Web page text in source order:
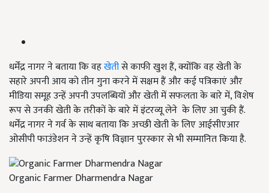
धर्मेंद्र नागर ने बताया कि वहखेतीसे काफी खुश हैं, क्योंकि वह खेती के
सहारे अपनी आय को तीन गुना करने में सक्षम हैं और कई पत्रिकाएं और
मीडिया समूह उन्हें अपनी उपलब्धियों और खेती में सफलता के बारे में, विशेष
रूप से उनकी खेती के तरीकों के बारे में इंटरव्यू लेने के लिए आ चुकी हैं.
धर्मेंद्र नागर ने गर्व के साथ बताया कि अच्छी खेती के लिए आईसीएआर
ओसीपी फाउंडेशन ने उन्हें कृषि विज्ञान पुरस्कार से भी सम्मानित किया है.
Organic Farmer Dharmendra Nagar